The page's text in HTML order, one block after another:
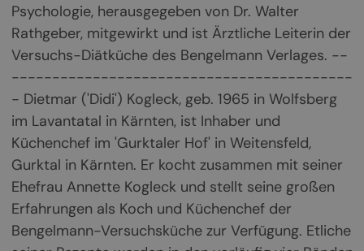
Psychologie, herausgegeben von Dr. Walter
Rathgeber, mitgewirkt und ist Ärztliche Leiterin der
Versuchs-Diätküche des Bengelmann Verlages. --
------------------------------------------
- Dietmar ('Didi') Kogleck, geb. 1965 in Wolfsberg
im Lavantatal in Kärnten, ist Inhaber und
Küchenchef im 'Gurktaler Hof' in Weitensfeld,
Gurktal in Kärnten. Er kocht zusammen mit seiner
Ehefrau Annette Kogleck und stellt seine großen
Erfahrungen als Koch und Küchenchef der
Bengelmann-Versuchsküche zur Verfügung. Etliche